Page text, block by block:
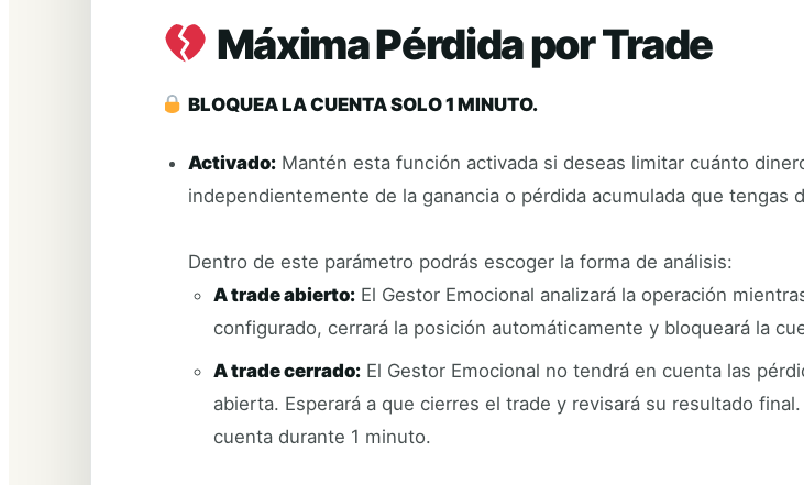
Máxima Pérdida por Trade
BLOQUEA LA CUENTA SOLO 1 MINUTO.
Activado: Mantén esta función activada si deseas limitar cuánto
independientemente de la ganancia o pérdida acumulada que tengas
Dentro de este parámetro podrás escoger la forma de análisis:
A trade abierto:El Gestor Emocional analizará la operación
configurado, cerrará la posición automáticamente y bloqueará la
A trade cerrado:El Gestor Emocional no tendrá en cuenta las
abierta. Esperará a que cierres el trade y revisará su resultado
cuenta durante 1 minuto.